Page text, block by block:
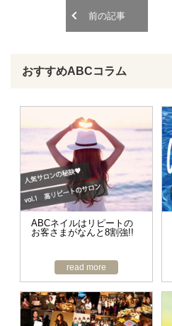
前の記事
おすすめABCコラム
ABCネイルはリピートの
お客さまがなんと8割強!!
read more